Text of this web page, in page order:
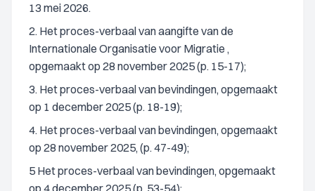
13 mei 2026.
2. Het proces-verbaal van aangifte van de
Internationale Organisatie voor Migratie ,
opgemaakt op 28 november 2025 (p. 15-17);
3. Het proces-verbaal van bevindingen, opgemaakt
op 1 december 2025 (p. 18-19);
4. Het proces-verbaal van bevindingen, opgemaakt
op 28 november 2025, (p. 47-49);
5 Het proces-verbaal van bevindingen, opgemaakt
op 4 december 2025 (p. 53-54);